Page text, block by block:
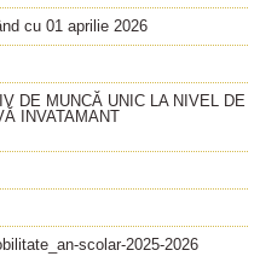
cu 01 aprilie 2026
DE MUNCĂ UNIC LA NIVEL DE
INVATAMANT
scolar-2025-2026